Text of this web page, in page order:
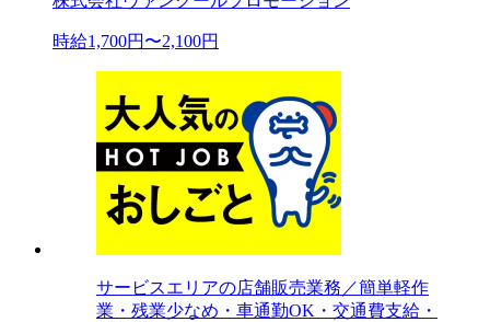
時給1,700円〜2,100円
サービスエリアの店舗販売業務／簡単軽作
業・残業少なめ・車通勤OK・交通費支給・